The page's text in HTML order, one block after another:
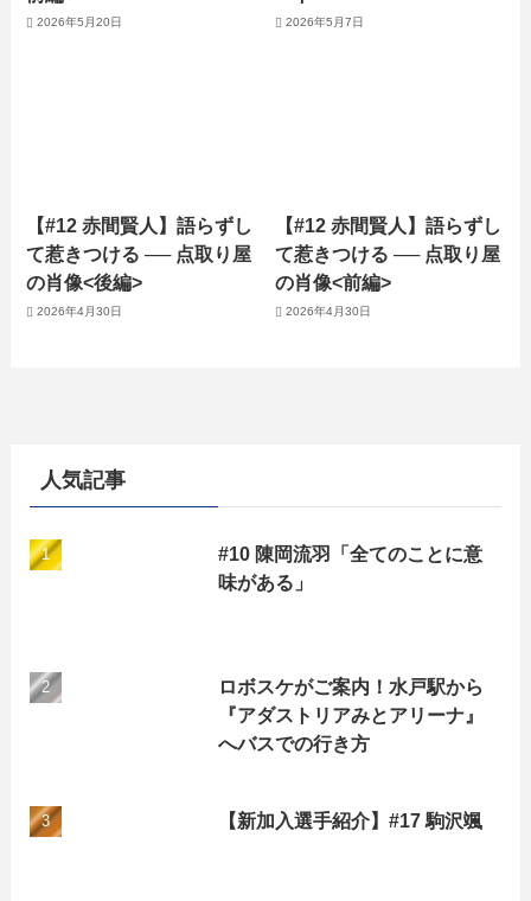
2026年5月20日 2026年5月7日
【#12 赤間賢人】語らずし
て惹きつける ── 点取り屋
の肖像<後編>
2026年4月30日
【#12 赤間賢人】語らずし
て惹きつける ── 点取り屋
の肖像<前編>
2026年4月30日
人気記事
#10 陳岡流羽「全てのことに意
味がある」
ロボスケがご案内！水戸駅から
『アダストリアみとアリーナ』
へバスでの行き方
【新加入選手紹介】#17 駒沢颯